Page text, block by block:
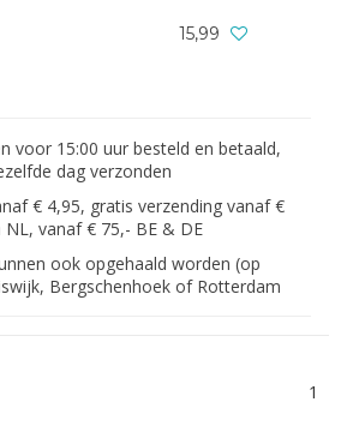
15,99
voor 15:00 uur besteld en betaald,
dag verzonden
€ 4,95, gratis verzending vanaf €
NL, vanaf € 75,- BE & DE
ook opgehaald worden (op
Bergschenhoek of Rotterdam
1